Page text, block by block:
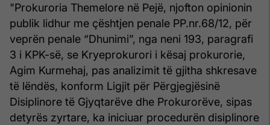
"Prokuroria Themelore në Pejë, njofton opinionin
publik lidhur me çështjen penale PP.nr.68/12, për
veprën penale “Dhunimi”, nga neni 193, paragrafi
3 i KPK-së, se Kryeprokurori i kësaj prokurorie,
Agim Kurmehaj, pas analizimit të gjitha shkresave
të lëndës, konform Ligjit për Përgjegjësinë
Disiplinore të Gjyqtarëve dhe Prokurorëve, sipas
detyrës zyrtare, ka iniciuar procedurën disiplinore